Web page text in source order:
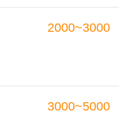
2000~3000
3000~5000